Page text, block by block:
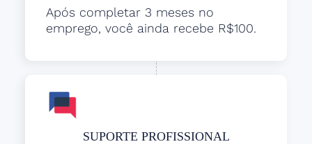
Após completar 3 meses no
emprego, você ainda recebe R$100.
SUPORTE PROFISSIONAL